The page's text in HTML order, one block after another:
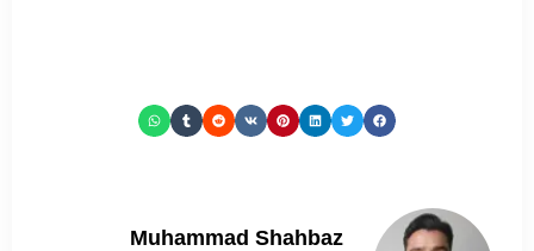
Muhammad Shahbaz